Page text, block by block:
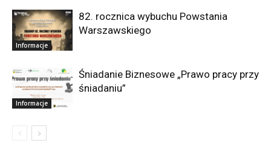
Informacje
82. rocznica wybuchu Powstania
Warszawskiego
Informacje
Śniadanie Biznesowe „Prawo pracy przy
śniadaniu”